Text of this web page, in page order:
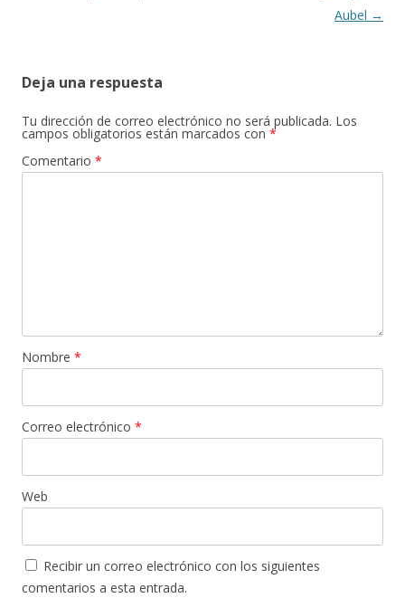
Aubel →
Deja una respuesta
Tu dirección de correo electrónico no será publicada. Los
campos obligatorios están marcados con *
Comentario *
Nombre *
Correo electrónico *
Web
Recibir un correo electrónico con los siguientes
comentarios a esta entrada.